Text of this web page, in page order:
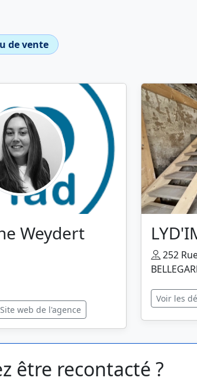
de vente
Weydert
Site web de l'agence
252
Voir les
être recontacté ?